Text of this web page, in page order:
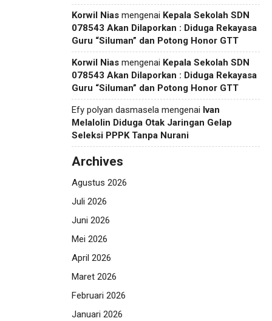
Korwil Nias mengenai Kepala Sekolah SDN
078543 Akan Dilaporkan : Diduga Rekayasa
Guru “Siluman” dan Potong Honor GTT
Korwil Nias mengenai Kepala Sekolah SDN
078543 Akan Dilaporkan : Diduga Rekayasa
Guru “Siluman” dan Potong Honor GTT
Efy polyan dasmasela mengenai Ivan
Melalolin Diduga Otak Jaringan Gelap
Seleksi PPPK Tanpa Nurani
Archives
Agustus 2026
Juli 2026
Juni 2026
Mei 2026
April 2026
Maret 2026
Februari 2026
Januari 2026